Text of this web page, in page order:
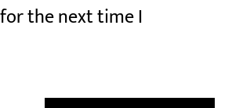
the next time I